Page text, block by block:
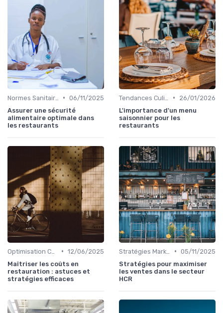
• 06/11/2025
Assurer une sécurité
alimentaire optimale dans
les restaurants
•
26/01/2026
L'importance d'un menu
saisonnier pour les
restaurants
• 12/06/2025
Maîtriser les coûts en
restauration : astuces et
stratégies efficaces
• 05/11/2025
Stratégies pour maximiser
les ventes dans le secteur
HCR